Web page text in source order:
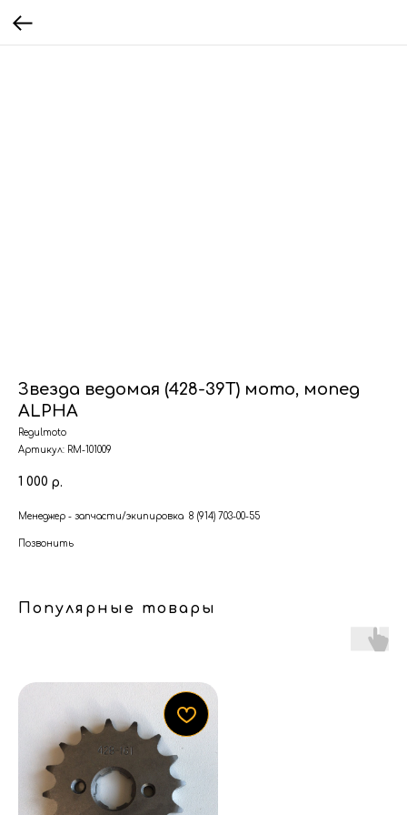
Звезда ведомая (428-39Т) мото, мопед
ALPHA
Regulmoto
Артикул: RM-101009
1 000 р.
Менеджер - запчасти/экипировка 8 (914) 703-00-55
Позвонить
Популярные товары